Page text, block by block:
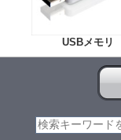
USBメモリ